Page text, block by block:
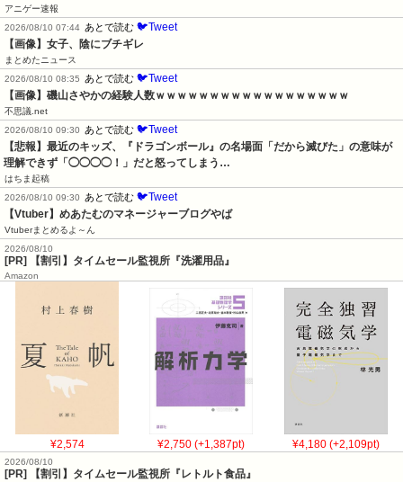
アニゲー速報
2026/08/10 07:44 あとで読む 🐦Tweet
【画像】女子、陰にブチギレ
まとめたニュース
2026/08/10 08:35
あとで読む 🐦Tweet
【画像】磯山さやかの経験人数ｗｗｗｗｗｗｗｗｗｗｗｗｗｗｗｗｗｗ
不思議.net
2026/08/10 09:30
あとで読む 🐦Tweet
【悲報】最近のキッズ、『ドラゴンボール』の名場面「だから滅びた」の意味が
理解できず「◯◯◯◯！」だと怒ってしまう…
はちま起稿
2026/08/10 09:30
あとで読む 🐦Tweet
【Vtuber】めあたむのマネージャーブログやば
Vtuberまとめるよ～ん
2026/08/10
[PR] 【割引】タイムセール監視所『洗濯用品』
Amazon
¥2,574 ¥2,750 (+1,387pt) ¥4,180 (+2,109pt)
2026/08/10
[PR] 【割引】タイムセール監視所『レトルト食品』